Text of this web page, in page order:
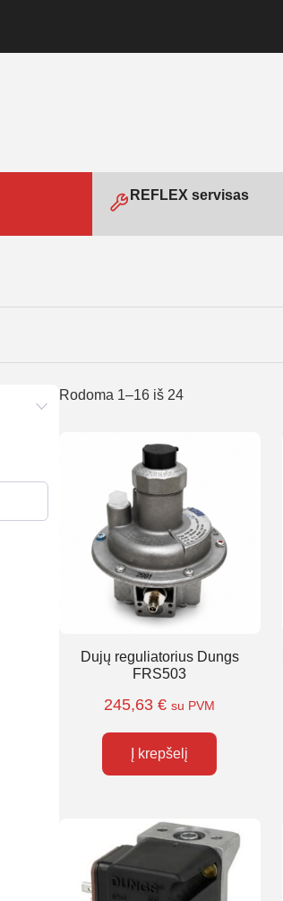
REFLEX servisas
Rodoma 1–16 iš 24
Dujų reguliatorius Dungs
FRS503
245,63€ su PVM
Į krepšelį